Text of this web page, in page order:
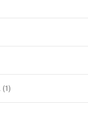
(1)